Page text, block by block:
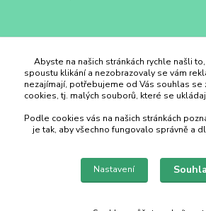
Duhový Ateliér Kroměříž
+420 734 258 002
duhovyatelier@email.cz
Abyste na našich stránkách rychle našli
spoustu klikání a nezobrazovaly se vám
nezajímají, potřebujeme od Vás souhlas se
cookies, tj. malých souborů, které se
Podle cookies vás na našich stránkách
je tak, aby všechno fungovalo správně a
Nastavení